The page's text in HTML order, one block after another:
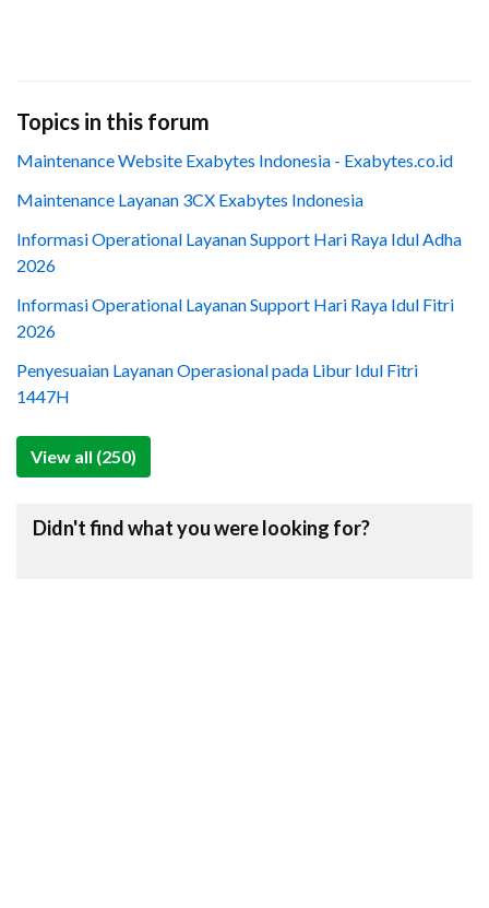
Topics in this forum
Maintenance Website Exabytes Indonesia - Exabytes.co.id
Maintenance Layanan 3CX Exabytes Indonesia
Informasi Operational Layanan Support Hari Raya Idul Adha
2026
Informasi Operational Layanan Support Hari Raya Idul Fitri
2026
Penyesuaian Layanan Operasional pada Libur Idul Fitri
1447H
View all (250)
Didn't find what you were looking for?